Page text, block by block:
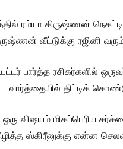
ரம்யா கிருஷ்ணன்
வீட்டுக்கு ரஜினி
பார்த்த ரசிகர்களில்
திட்டிக்
விஷயம் மிகப்பெரிய
ஸ்கிரீனுக்கு என்ன